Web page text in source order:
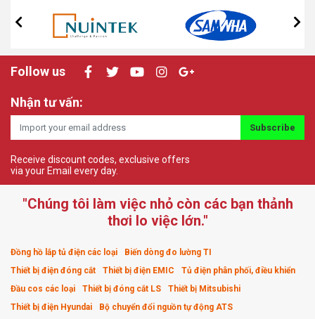
Follow us
Nhận tư vấn:
Subscribe
Receive discount codes, exclusive offers
via your Email every day.
"Chúng tôi làm việc nhỏ còn các bạn thảnh
thơi lo việc lớn."
Đồng hồ lắp tủ điện các loại
Biến dòng đo lường TI
Thiết bị điện đóng cắt
Thiết bị điện EMIC
Tủ điện phân phối, điều khiển
Đầu cos các loại
Thiết bị đóng cắt LS
Thiết bị Mitsubishi
Thiết bị điện Hyundai
Bộ chuyển đổi nguồn tự động ATS